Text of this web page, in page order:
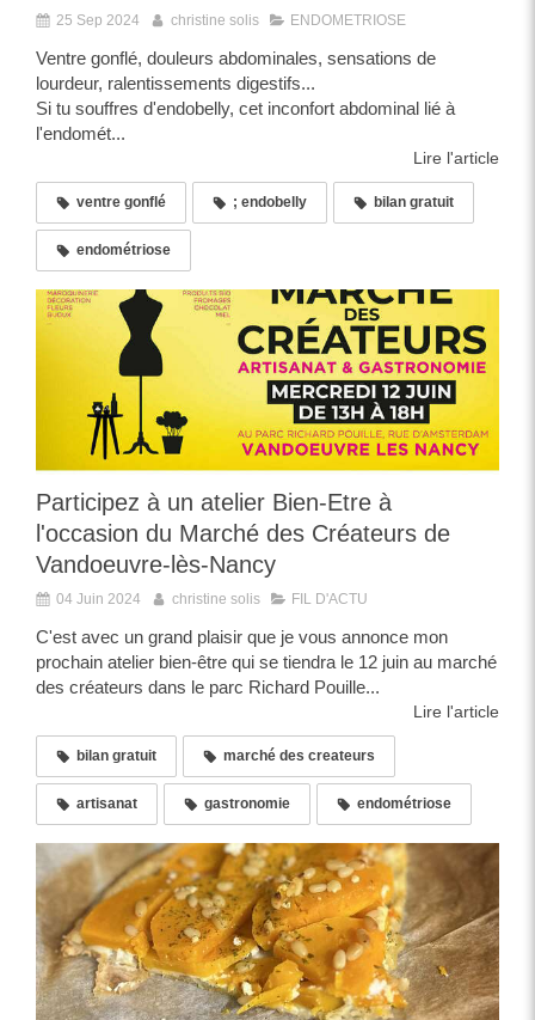
25 Sep 2024 christine solis ENDOMETRIOSE
Ventre gonflé, douleurs abdominales, sensations de
lourdeur, ralentissements digestifs...
Si tu souffres d'endobelly, cet inconfort abdominal lié à
l'endomét...
Lire l'article
ventre gonflé ; endobelly bilan gratuit
endométriose
Participez à un atelier Bien-Etre à
l'occasion du Marché des Créateurs de
Vandoeuvre-lès-Nancy
04 Juin 2024 christine solis FIL D'ACTU
C'est avec un grand plaisir que je vous annonce mon
prochain atelier bien-être qui se tiendra le 12 juin au marché
des créateurs dans le parc Richard Pouille...
Lire l'article
bilan gratuit marché des createurs
artisanat gastronomie endométriose